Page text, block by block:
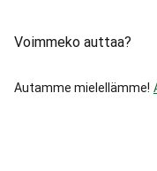
Voimmeko auttaa?
Autamme mielellämme!